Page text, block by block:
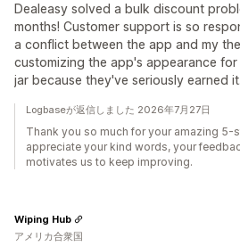
Dealeasy solved a bulk discount
months! Customer support is so
a conflict between the app and my
customizing the app's appearance for
jar because they've seriously earned it.
Logbaseが返信しました 2026年7月27日
Thank you so much for your amazing 5-
appreciate your kind words, your
motivates us to keep improving.
Wiping Hub
アメリカ合衆国